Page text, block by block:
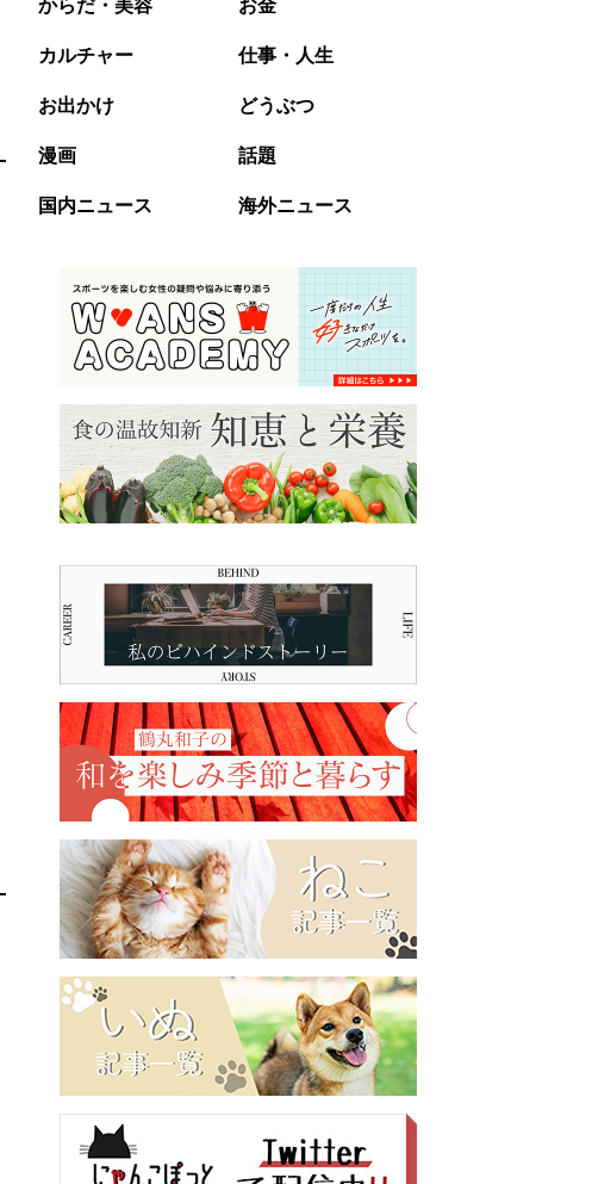
からだ・美容 お金
カルチャー 仕事・人生
お出かけ どうぶつ
漫画 話題
国内ニュース 海外ニュース